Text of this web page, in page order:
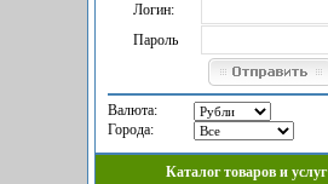
Логин:
Пароль
Валюта:
Города:
Каталог товаров и услуг